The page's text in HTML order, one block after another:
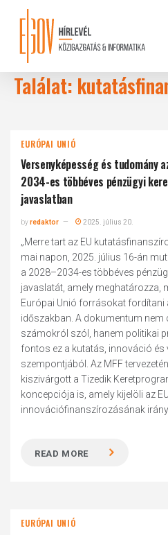
content
Találat:
EURÓPAI UNIÓ
Versenyképesség és tudomány
2034-es többéves pénzügyi
javaslatban
byredaktor 2025. július 20.
„Merre tart az EU
mai napon, 2025. július 16-án
a 2028–2034-es többéves
javaslatát, amely meghatározza,
Európai Unió forrásokat fordítani
időszakban. A dokumentum nem
számokról szól, hanem politikai
fontos ez a kutatás, innováció és
szempontjából. Az MFF
kiszivárgott a Tizedik
koncepciója is, amely kijelöli az
innovációfinanszírozásának
READ MORE
EURÓPAI UNIÓ